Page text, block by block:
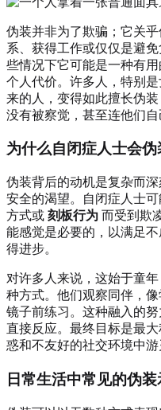
伪装并非为了欺骗；它关
系、获得工作或仅仅是避
些情况下它可能是一种有
个人代价。许多人，特别
来的人，变得如此擅长伪
没有被察觉，甚至连他们自
为什么自闭症人士会伪
伪装背后的动机是复杂而
安全的渴望。自闭症人士
方式或 刻板行为 而受到欺
能感觉是必要的，以满足
得进步。
对许多人来说，这始于童
种方式。他们观察同伴，
镜子前练习。这种融入的
直接反应。最终目标是最
惑和不友好的社交环境中游
日常生活中常见的伪装